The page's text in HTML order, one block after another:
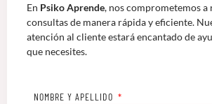
En Psiko Aprende, nos comprometemos a
consultas de manera rápida y eficiente.
atención al cliente estará encantado de
que necesites.
NOMBRE Y APELLIDO